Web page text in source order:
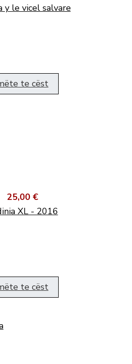
y le vicel salvare
te cëst
25,00 €
XL - 2016
te cëst